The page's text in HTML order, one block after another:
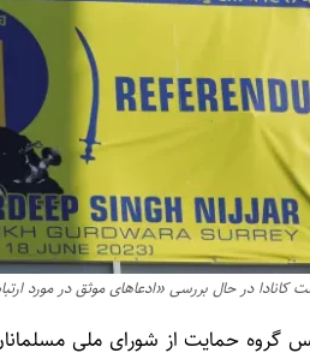
کانادا در حال بررسی «ادعاهای موثق در مورد